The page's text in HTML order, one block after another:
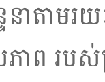
ាតាមរ
ាព របស់